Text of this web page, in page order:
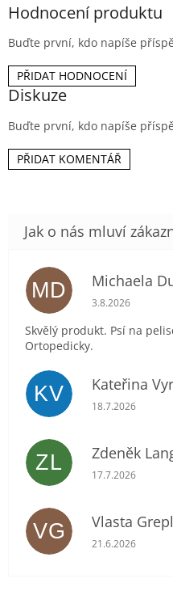
Hodnocení produktu
Buďte první, kdo napíše
PŘIDAT HODNOCENÍ
Diskuze
Buďte první, kdo napíše
PŘIDAT KOMENTÁŘ
MD Michaela
Hodnocení
3.8.2026
Skvělý produkt. Psí na
Ortopedicky.
KV Kateřina
Hodnocení
18.7.2026
ZL Zdeněk
Hodnocení
17.7.2026
VG Vlasta
Hodnocení
21.6.2026